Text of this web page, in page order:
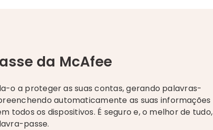
da McAfee
o a proteger as suas contas, gerando palavras-
automaticamente as suas informações
todos os dispositivos. É seguro e, o melhor de tudo,
passe.